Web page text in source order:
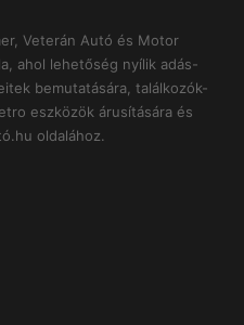
Veterán Autó és Motor
ahol lehetőség nyílik adás-
bemutatására, találkozók-
eszközök árusítására és
oldalához.